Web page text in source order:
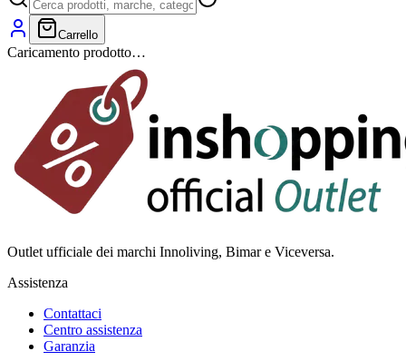
Carrello
Caricamento prodotto…
Outlet ufficiale dei marchi Innoliving, Bimar e Viceversa.
Assistenza
Contattaci
Centro assistenza
Garanzia